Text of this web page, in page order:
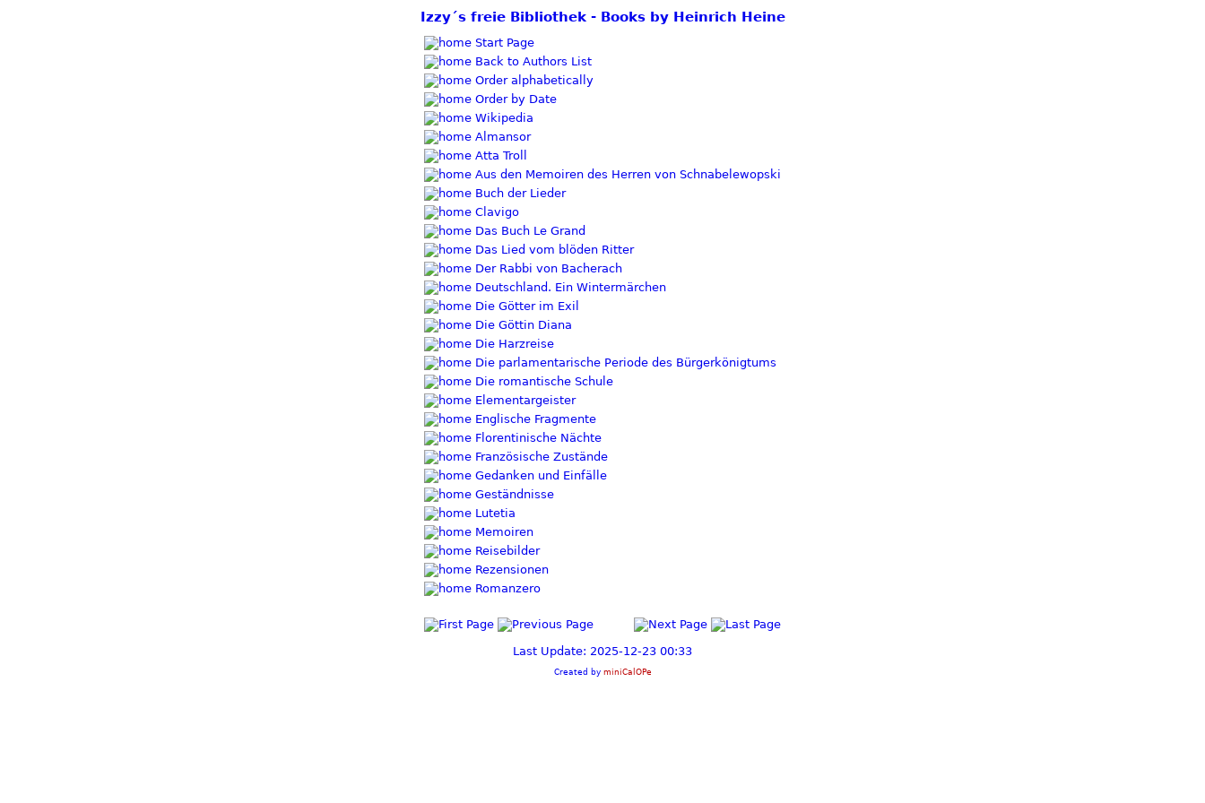
Izzy´s freie Bibliothek - Books by Heinrich Heine
Start Page
Back to Authors List
Order alphabetically
Order by Date
Wikipedia
Almansor
Atta Troll
Aus den Memoiren des Herren von Schnabelewopski
Buch der Lieder
Clavigo
Das Buch Le Grand
Das Lied vom blöden Ritter
Der Rabbi von Bacherach
Deutschland. Ein Wintermärchen
Die Götter im Exil
Die Göttin Diana
Die Harzreise
Die parlamentarische Periode des Bürgerkönigtums
Die romantische Schule
Elementargeister
Englische Fragmente
Florentinische Nächte
Französische Zustände
Gedanken und Einfälle
Geständnisse
Lutetia
Memoiren
Reisebilder
Rezensionen
Romanzero
Last Update: 2025-12-23 00:33
Created by miniCalOPe